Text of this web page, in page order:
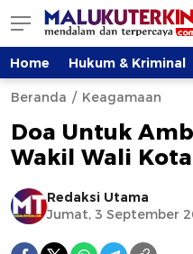
Home Hukum & Kriminal
Beranda Keagamaan
Doa Untuk
Wakil Wali Kota
Redaksi Utama
Jumat, 3 September